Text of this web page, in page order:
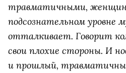
травматичными,
подсознательном уровне
отталкивает. Говорит
свои плохие стороны. И
и прошлый,